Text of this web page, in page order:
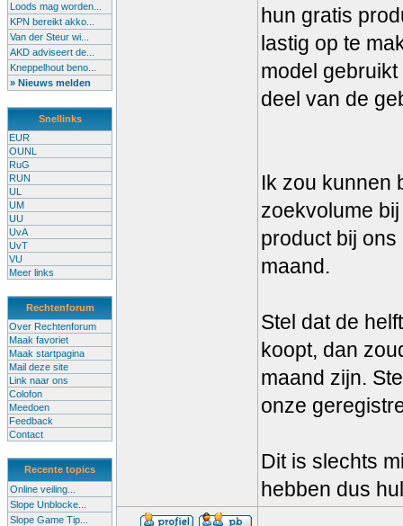
Loods mag worden...
KPN bereikt akko...
Van der Steur wi...
AKD adviseert de...
Kneppelhout beno...
» Nieuws melden
Snellinks
EUR
OUNL
RuG
RUN
UL
UM
UU
UvA
UvT
VU
Meer links
Rechtenforum
Over Rechtenforum
Maak favoriet
Maak startpagina
Mail deze site
Link naar ons
Colofon
Meedoen
Feedback
Contact
Recente topics
Online veiling...
Slope Unblocke...
Slope Game Tip...
hun gratis
lastig op te
model
deel van de
Ik zou kunnen
zoekvolume
product bij
maand.
Stel dat de
koopt, dan
maand zijn.
onze
Dit is slechts
hebben dus